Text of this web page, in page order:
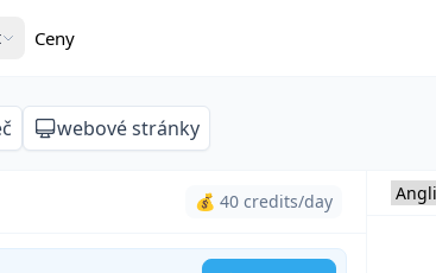
Ceny
webové stránky
💰 40 credits/day